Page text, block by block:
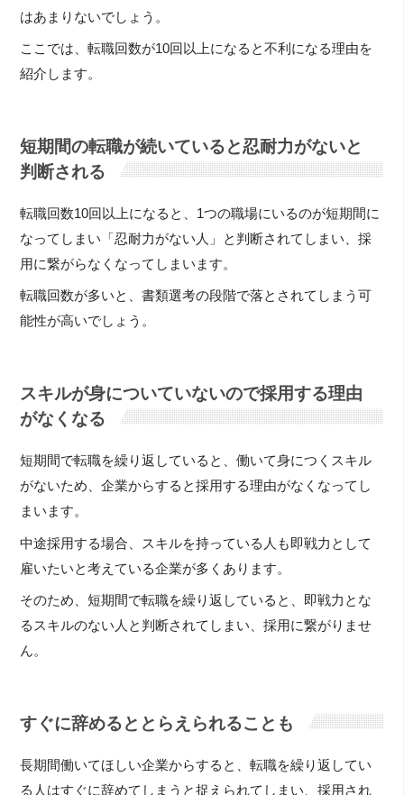
はあまりないでしょう。
ここでは、転職回数が10回以上になると不利になる理由を
紹介します。
短期間の転職が続いていると忍耐力がないと
判断される
転職回数10回以上になると、1つの職場にいるのが短期間に
なってしまい「忍耐力がない人」と判断されてしまい、採
用に繋がらなくなってしまいます。
転職回数が多いと、書類選考の段階で落とされてしまう可
能性が高いでしょう。
スキルが身についていないので採用する理由
がなくなる
短期間で転職を繰り返していると、働いて身につくスキル
がないため、企業からすると採用する理由がなくなってし
まいます。
中途採用する場合、スキルを持っている人も即戦力として
雇いたいと考えている企業が多くあります。
そのため、短期間で転職を繰り返していると、即戦力とな
るスキルのない人と判断されてしまい、採用に繋がりませ
ん。
すぐに辞めるととらえられることも
長期間働いてほしい企業からすると、転職を繰り返してい
る人はすぐに辞めてしまうと捉えられてしまい、採用され